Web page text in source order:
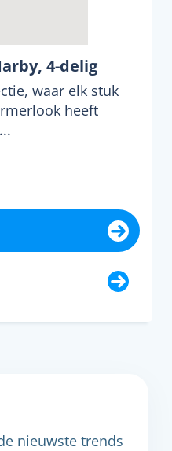
4-delig
waar elk stuk
heeft
nieuwste trends